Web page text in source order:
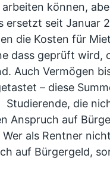
können,
ersetzt seit Januar
die Kosten für
dass geprüft wird,
Auch Vermögen
– diese
die
Anspruch auf
als Rentner
auf Bürgergeld,